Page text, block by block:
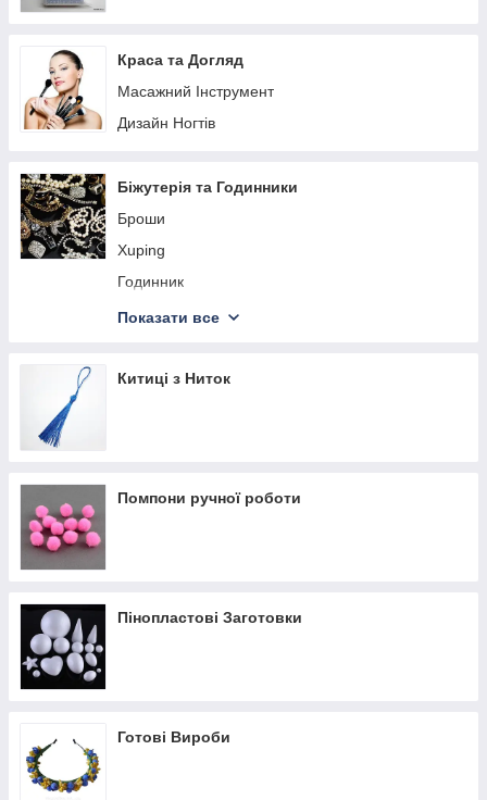
Краса та Догляд
Масажний Інструмент
Дизайн Ногтів
Біжутерія та Годинники
Броши
Xuping
Годинник
Комплекти
Сережки
Показати все
Китиці з Ниток
Помпони ручної роботи
Пінопластові Заготовки
Готові Вироби